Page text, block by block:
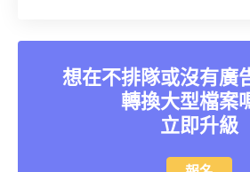
想在不排隊或沒有廣
轉換大型檔案
立即升級